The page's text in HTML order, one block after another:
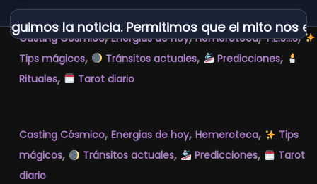
la noticia. Permitimos que el mito nos
Casting Cósmico,Energias de hoy,Hemeroteca,T.E.S.I.S,
Tips mágicos, Tránsitos actuales, Predicciones,
Rituales, Tarot diario
Casting Cósmico, Energias de hoy, Hemeroteca,
Tips
mágicos, Tránsitos actuales, Predicciones,
Tarot
diario